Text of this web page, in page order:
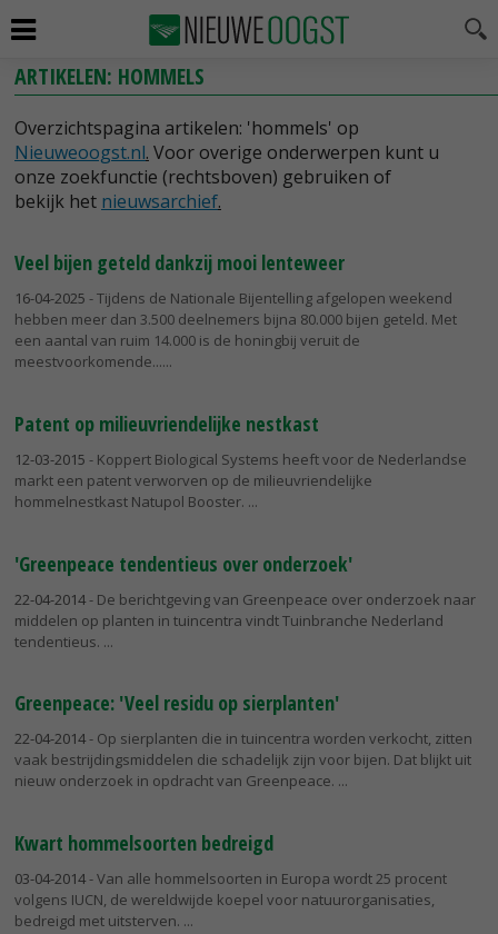
ARTIKELEN: HOMMELS
Overzichtspagina artikelen: 'hommels' op
Nieuweoogst.nl. Voor overige onderwerpen kunt u
onze zoekfunctie (rechtsboven) gebruiken of
bekijk het nieuwsarchief.
Veel bijen geteld dankzij mooi lenteweer
16-04-2025 - Tijdens de Nationale Bijentelling afgelopen weekend
hebben meer dan 3.500 deelnemers bijna 80.000 bijen geteld. Met
een aantal van ruim 14.000 is de honingbij veruit de
meestvoorkomende...
Patent op milieuvriendelijke nestkast
12-03-2015 - Koppert Biological Systems heeft voor de Nederlandse
markt een patent verworven op de milieuvriendelijke
hommelnestkast Natupol Booster.
'Greenpeace tendentieus over onderzoek'
22-04-2014- De berichtgeving van Greenpeace over onderzoek naar
middelen op planten in tuincentra vindt Tuinbranche Nederland
tendentieus.
Greenpeace: 'Veel residu op sierplanten'
22-04-2014- Op sierplanten die in tuincentra worden verkocht, zitten
vaak bestrijdingsmiddelen die schadelijk zijn voor bijen. Dat blijkt uit
nieuw onderzoek in opdracht van Greenpeace.
Kwart hommelsoorten bedreigd
03-04-2014- Van alle hommelsoorten in Europa wordt 25 procent
volgens IUCN, de wereldwijde koepel voor natuurorganisaties,
bedreigd met uitsterven.